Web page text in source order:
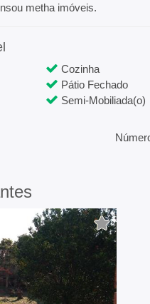
metha imóveis.
Cozinha
Pátio Fechado
Semi-Mobiliada(o)